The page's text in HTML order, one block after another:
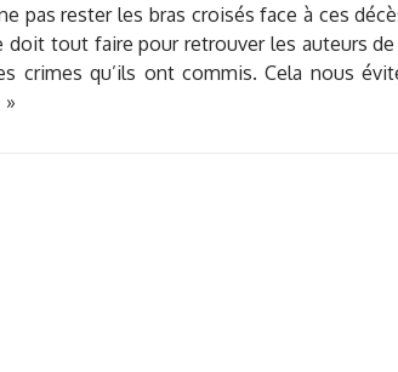
pas rester les bras croisés face à ces
doit tout faire pour retrouver les auteurs
crimes qu’ils ont commis. Cela nous